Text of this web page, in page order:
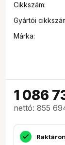
Cikkszám:
Gyártói
Márka:
1 086
nettó: 855
Raktáron